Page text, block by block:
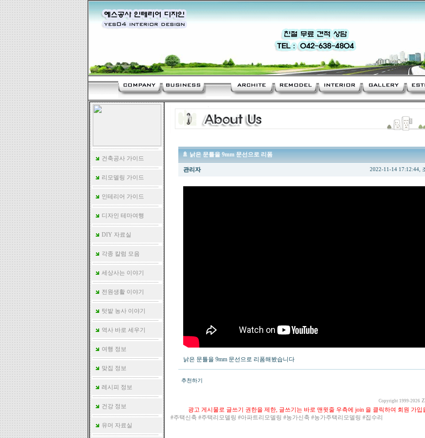
건축공사 가이드
리모델링 가이드
인테리어 가이드
디자인 테마여행
DIY 자료실
각종 칼럼 모음
세상사는 이야기
전원생활 이야기
텃밭 농사 이야기
역사 바로 세우기
여행 정보
맞집 정보
레시피 정보
건강 정보
유머 자료실
🚿 낡은 문틀을 9mm 문선으로 리폼
관리자 2022-11-14 17:12:44,
낡은 문틀을 9mm 문선으로 리폼해봤습니다
추천하기
Copyright 1999-2026
광고 게시물로 글쓰기 권한을 제한, 글쓰기는 바로 맨윗줄 우측에 join 을 클릭하여 회원 가입
#주택신축 #주택리모델링 #아파트리모델링 #농가신축 #농가주택리모델링 #집수리